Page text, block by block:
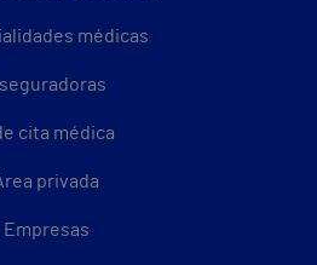
médicas
cita médica
privada
Empresas